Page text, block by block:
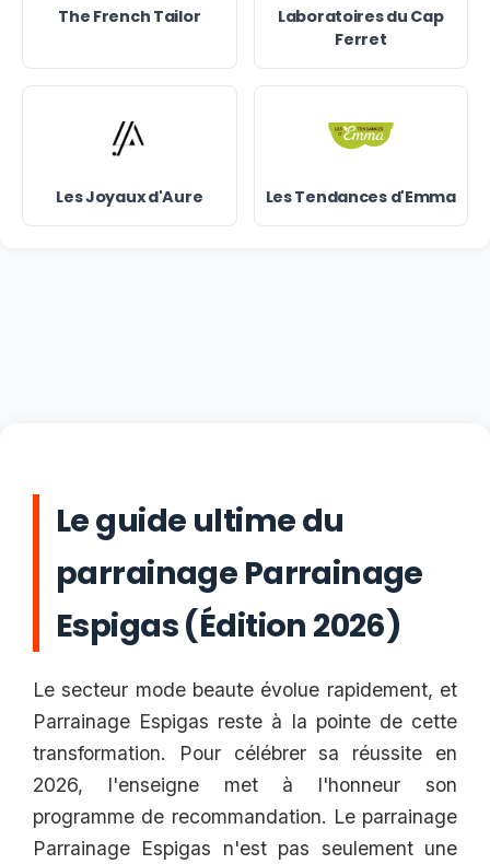
The French Tailor
Laboratoires du Cap
Ferret
Les Joyaux d'Aure Les Tendances d'Emma
Le guide ultime du
parrainage Parrainage
Espigas (Édition 2026)
Le secteur mode beaute évolue rapidement, et
Parrainage Espigas reste à la pointe de cette
transformation. Pour célébrer sa réussite en
2026, l'enseigne met à l'honneur son
programme de recommandation. Le parrainage
Parrainage Espigas n'est pas seulement une